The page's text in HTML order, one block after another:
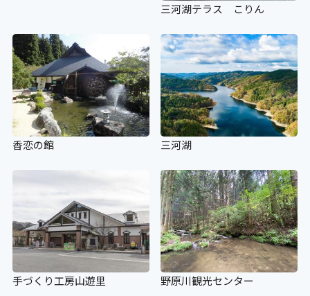
三河湖テラス こりん
香恋の館 三河湖
手づくり工房山遊里 野原川観光センター